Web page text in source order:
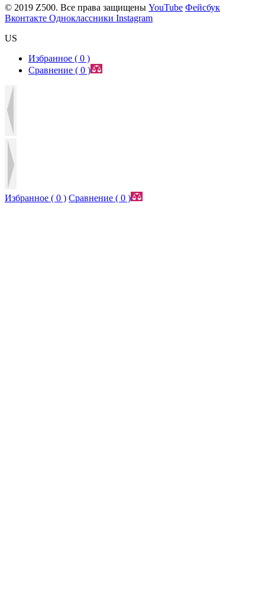
© 2019 Z500. Все права защищены YouTube Фейсбук
Вконтакте Одноклассники Instagram
US
Избранное ( 0 )
Сравнение ( 0 )
Избранное ( 0 ) Сравнение ( 0 )